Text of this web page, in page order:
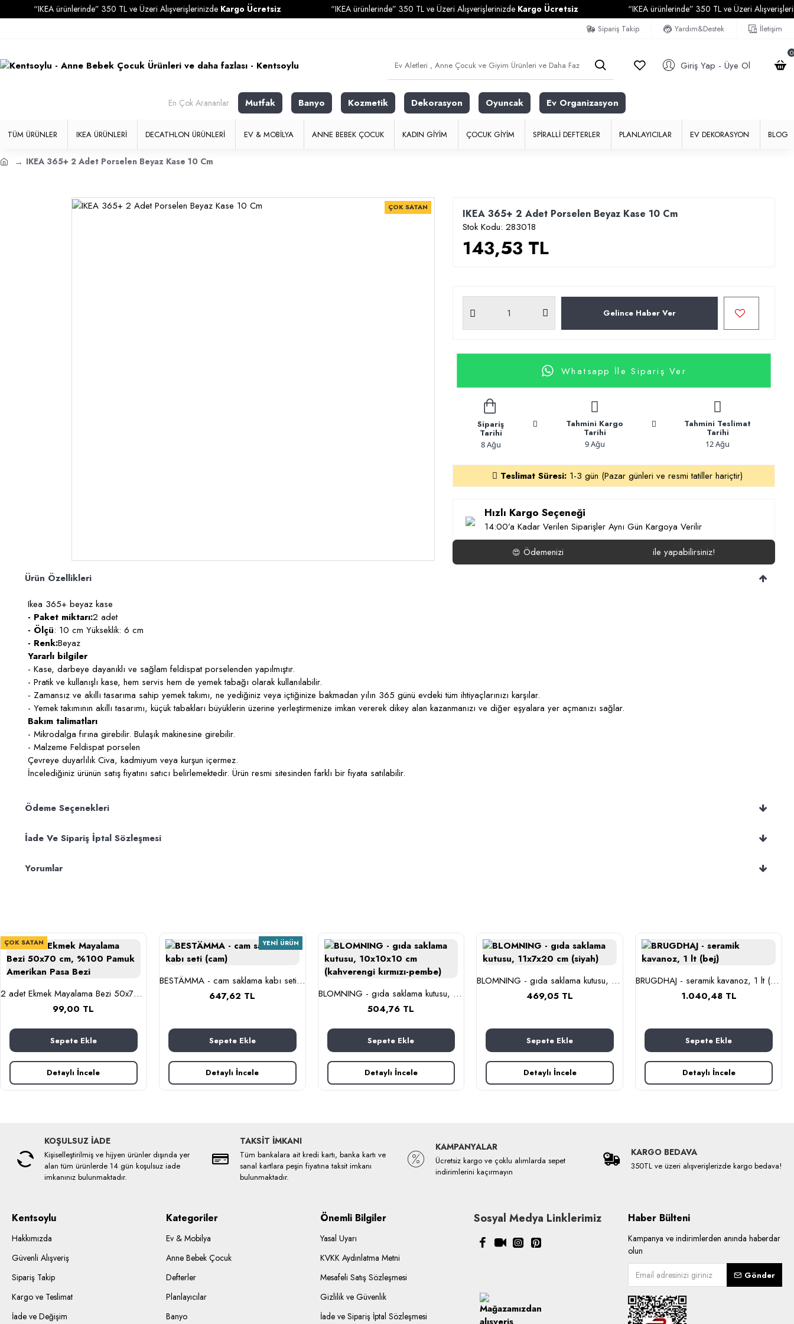
“IKEA ürünlerinde” 350 TL ve Üzeri AlışverişlerinizdeKargo Ücretsiz “IKEA ürünlerinde” 350 TL ve Üzeri AlışverişlerinizdeKargo Ücretsiz “IKEA ürünlerinde” 350 TL ve Üzeri Alışverişlerinizde
Sipariş Takip Yardım&Destek İletişim
Giriş Yap - Üye Ol
0
En Çok Arananlar Mutfak Banyo Kozmetik Dekorasyon Oyuncak Ev Organizasyon
TÜM ÜRÜNLER IKEA ÜRÜNLERI DECATHLON ÜRÜNLERI EV & MOBILYA ANNE BEBEK ÇOCUK KADIN GIYIM ÇOCUK GIYIM SPIRALLI DEFTERLER PLANLAYICILAR EV DEKORASYON BLOG
IKEA 365+ 2 Adet Porselen Beyaz Kase 10 Cm
ÇOK SATAN IKEA 365+ 2 Adet Porselen Beyaz Kase 10 Cm
Stok Kodu: 283018
143,53 TL
Gelince Haber Ver
Whatsapp İle Sipariş Ver
Sipariş
Tarihi
8 Ağu
Tahmini Kargo
Tarihi
9 Ağu
Tahmini Teslimat
Tarihi
12 Ağu
Teslimat Süresi: 1-3 gün (Pazar günleri ve resmi tatiller hariçtir)
Hızlı Kargo Seçeneği
14:00’a Kadar Verilen Siparişler Aynı Gün Kargoya Verilir
😍 Ödemenizi
ile yapabilirsiniz!
Ürün Özellikleri
Ikea 365+ beyaz kase
- Paket miktarı:2 adet
- Ölçü: 10 cm Yükseklik: 6 cm
- Renk:Beyaz
Yararlı bilgiler
- Kase, darbeye dayanıklı ve sağlam feldispat porselenden yapılmıştır.
- Pratik ve kullanışlı kase, hem servis hem de yemek tabağı olarak kullanılabilir.
- Zamansız ve akıllı tasarıma sahip yemek takımı, ne yediğiniz veya içtiğinize bakmadan yılın 365 günü evdeki tüm ihtiyaçlarınızı karşılar.
- Yemek takımının akıllı tasarımı, küçük tabakları büyüklerin üzerine yerleştirmenize imkan vererek dikey alan kazanmanızı ve diğer eşyalara yer açmanızı sağlar.
Bakım talimatları
- Mikrodalga fırına girebilir. Bulaşık makinesine girebilir.
- Malzeme Feldispat porselen
Çevreye duyarlılık Civa, kadmiyum veya kurşun içermez.
İncelediğiniz ürünün satış fiyatını satıcı belirlemektedir. Ürün resmi sitesinden farklı bir fiyata satılabilir.
Ödeme Seçenekleri
İade Ve Sipariş İptal Sözleşmesi
Yorumlar
ÇOK SATAN
2 adet Ekmek Mayalama Bezi 50x70 cm, %100 Pamuk Amerikan Pasa Bezi
99,00 TL
Sepete Ekle
Detaylı İncele
YENI ÜRÜN
BESTÄMMA - cam saklama kabı seti (cam)
647,62 TL
Sepete Ekle
Detaylı İncele
BLOMNING - gıda saklama kutusu, 10x10x10 cm (kahverengi kırmızı-pembe)
504,76 TL
Sepete Ekle
Detaylı İncele
BLOMNING - gıda saklama kutusu, 11x7x20 cm (siyah)
469,05 TL
Sepete Ekle
Detaylı İncele
BRUGDHAJ - seramik kavanoz, 1 lt (bej)
1.040,48 TL
Sepete Ekle
Detaylı İncele
KOŞULSUZ İADE
Kişiselleştirilmiş ve hijyen ürünler dışında yer
alan tüm ürünlerde 14 gün koşulsuz iade
imkanınız bulunmaktadır.
TAKSİT İMKANI
Tüm bankalara ait kredi kartı, banka kartı ve
sanal kartlara peşin fiyatına taksit imkanı
bulunmaktadır.
KAMPANYALAR
Ücretsiz kargo ve çoklu alımlarda sepet
indirimlerini kaçırmayın
KARGO BEDAVA
350TL ve üzeri alışverişlerizde kargo bedava!
Kentsoylu
Hakkımızda
Güvenli Alışveriş
Sipariş Takip
Kargo ve Teslimat
İade ve Değişim
Kategoriler
Ev & Mobilya
Anne Bebek Çocuk
Defterler
Planlayıcılar
Banyo
Önemli Bilgiler
Yasal Uyarı
KVKK Aydınlatma Metni
Mesafeli Satış Sözleşmesi
Gizlilik ve Güvenlik
İade ve Sipariş İptal Sözleşmesi
Sosyal Medya Linklerimiz Haber Bülteni
Kampanya ve indirimlerden anında haberdar
olun
Gönder